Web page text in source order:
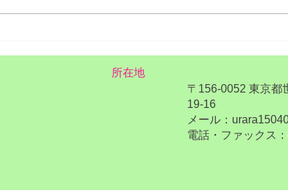
ィビティ
所在地
〒156-0052 東京都
19-16
メール：
電話・ファックス